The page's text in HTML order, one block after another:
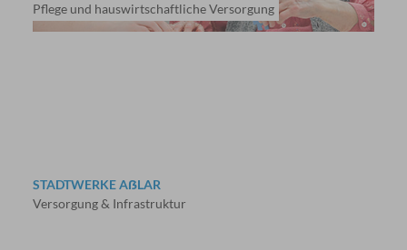
Pflege und hauswirtschaftliche Versorgung
STADTWERKE AẞLAR
Versorgung & Infrastruktur